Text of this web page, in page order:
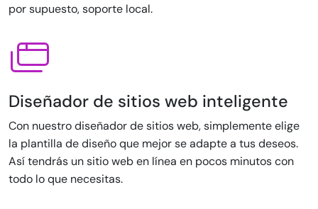
por supuesto, soporte local.
Diseñador de sitios web inteligente
Con nuestro diseñador de sitios web, simplemente elige
la plantilla de diseño que mejor se adapte a tus deseos.
Así tendrás un sitio web en línea en pocos minutos con
todo lo que necesitas.